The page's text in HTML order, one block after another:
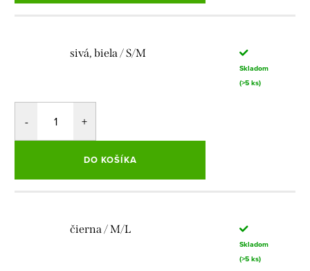
sivá, biela / S/M
Skladom
(>5 ks)
DO KOŠÍKA
čierna / M/L
Skladom
(>5 ks)